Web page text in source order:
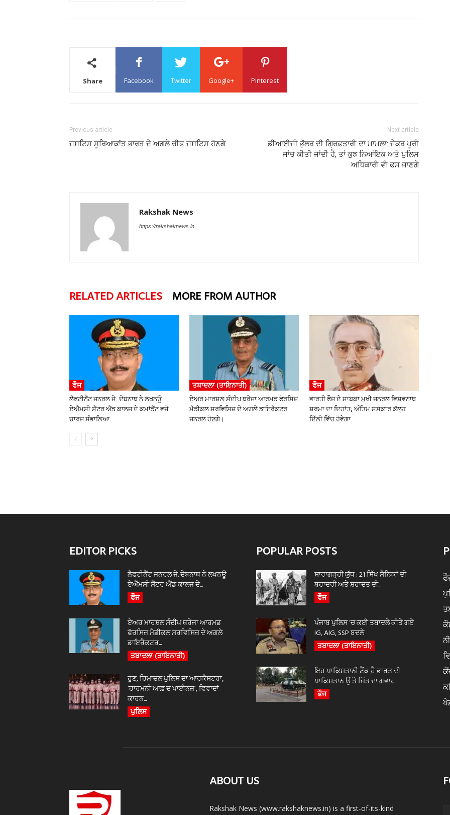
Share Facebook Twitter Google+ Pinterest
Previous article
ਜਸਟਿਸ ਸੂਰਿਆਕਾਂਤ ਭਾਰਤ ਦੇ ਅਗਲੇ ਚੀਫ ਜਸਟਿਸ ਹੋਣਗੇ
Next article
ਡੀਆਈਜੀ ਭੁੱਲਰ ਦੀ ਗ੍ਰਿਫ਼ਤਾਰੀ ਦਾ ਮਾਮਲਾ: ਜੇਕਰ ਪੂਰੀ
ਜਾਂਚ ਕੀਤੀ ਜਾਂਦੀ ਹੈ, ਤਾਂ ਕੁਝ ਨਿਆਂਇਕ ਅਤੇ ਪੁਲਿਸ
ਅਧਿਕਾਰੀ ਵੀ ਫਸ ਜਾਣਗੇ
Rakshak News
https://rakshaknews.in
RELATED ARTICLES MORE FROM AUTHOR
ਫੌਜ
ਲੈਫਟੀਨੈਂਟ ਜਨਰਲ ਜੇ. ਦੇਬਨਾਥ ਨੇ ਲਖਨਊ
ਏਐੱਮਸੀ ਸੈਂਟਰ ਐਂਡ ਕਾਲਜ ਦੇ ਕਮਾਂਡੈਂਟ ਵਜੋਂ
ਚਾਰਜ ਸੰਭਾਲਿਆ
ਤਬਾਦਲਾ (ਤਾਇਨਾਤੀ)
ਏਅਰ ਮਾਰਸ਼ਲ ਸੰਦੀਪ ਥਰੇਜਾ ਆਰਮਡ ਫੋਰਸਿਜ਼
ਮੈਡੀਕਲ ਸਰਵਿਸਿਜ਼ ਦੇ ਅਗਲੇ ਡਾਇਰੈਕਟਰ
ਜਨਰਲ ਹੋਣਗੇ।
ਫੌਜ
ਭਾਰਤੀ ਫੌਜ ਦੇ ਸਾਬਕਾ ਮੁਖੀ ਜਨਰਲ ਵਿਸ਼ਵਨਾਥ
ਸ਼ਰਮਾ ਦਾ ਦਿਹਾਂਤ; ਅੰਤਿਮ ਸਸਕਾਰ ਕੱਲ੍ਹ
ਦਿੱਲੀ ਵਿੱਚ ਹੋਵੇਗਾ
EDITOR PICKS
ਲੈਫਟੀਨੈਂਟ ਜਨਰਲ ਜੇ. ਦੇਬਨਾਥ ਨੇ ਲਖਨਊ
ਏਐੱਮਸੀ ਸੈਂਟਰ ਐਂਡ ਕਾਲਜ ਦੇ...
ਫੌਜ
ਏਅਰ ਮਾਰਸ਼ਲ ਸੰਦੀਪ ਥਰੇਜਾ ਆਰਮਡ
ਫੋਰਸਿਜ਼ ਮੈਡੀਕਲ ਸਰਵਿਸਿਜ਼ ਦੇ ਅਗਲੇ
ਡਾਇਰੈਕਟਰ...
ਤਬਾਦਲਾ (ਤਾਇਨਾਤੀ)
ਹੁਣ, ਹਿਮਾਚਲ ਪੁਲਿਸ ਦਾ ਆਰਕੈਸਟਰਾ,
‘ਹਾਰਮਨੀ ਆਫ਼ ਦ ਪਾਈਨਜ਼’, ਵਿਵਾਦਾਂ
ਕਾਰਨ...
ਪੁਲਿਸ
POPULAR POSTS
ਸਾਰਾਗੜ੍ਹੀ ਯੁੱਧ : 21 ਸਿੱਖ ਸੈਨਿਕਾਂ ਦੀ
ਬਹਾਦਰੀ ਅਤੇ ਸ਼ਹਾਦਤ ਦੀ...
ਫੌਜ
ਪੰਜਾਬ ਪੁਲਿਸ ‘ਚ ਕਈ ਤਬਾਦਲੇ ਕੀਤੇ ਗਏ
IG, AIG, SSP ਬਦਲੇ
ਤਬਾਦਲਾ (ਤਾਇਨਾਤੀ)
ਇਹ ਪਾਕਿਸਤਾਨੀ ਟੈਂਕ ਹੈ ਭਾਰਤ ਦੀ
ਪਾਕਿਸਤਾਨ ਉੱਤੇ ਜਿੱਤ ਦਾ ਗਵਾਹ
ਫੌਜ
ABOUT US
Rakshak News (www.rakshaknews.in) is a first-of-its-kind